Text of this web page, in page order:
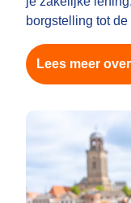
borgstelling tot
Lees meer